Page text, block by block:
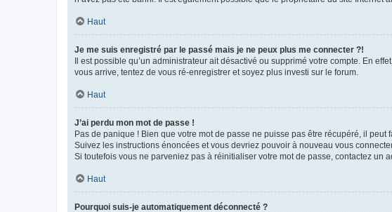
Haut
Je me suis enregistré par le passé mais je ne peux plus me connecter ?!
Il est possible qu’un administrateur ait désactivé ou supprimé votre compte. En
vous arrive, tentez de vous ré-enregistrer et soyez plus investi sur le forum.
Haut
J’ai perdu mon mot de passe !
Pas de panique ! Bien que votre mot de passe ne puisse pas être récupéré, il
Suivez les instructions énoncées et vous devriez pouvoir à nouveau vous
Si toutefois vous ne parveniez pas à réinitialiser votre mot de passe, contactez un
Haut
Pourquoi suis-je automatiquement déconnecté ?